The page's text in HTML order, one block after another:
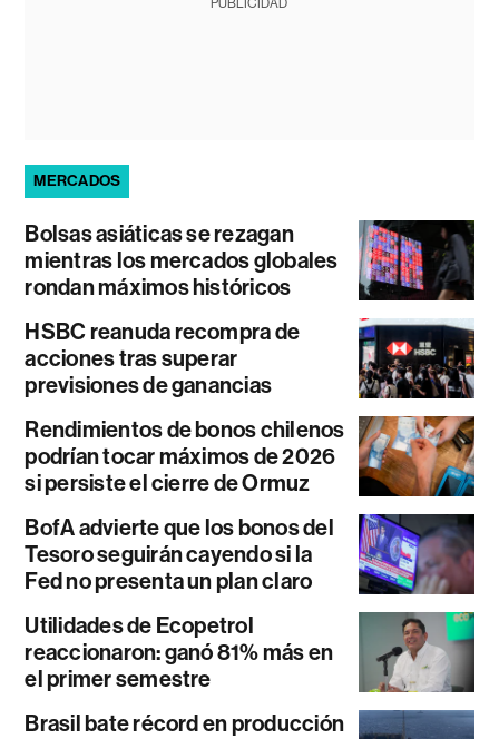
PUBLICIDAD
MERCADOS
Bolsas asiáticas se rezagan
mientras los mercados globales
rondan máximos históricos
HSBC reanuda recompra de
acciones tras superar
previsiones de ganancias
Rendimientos de bonos chilenos
podrían tocar máximos de 2026
si persiste el cierre de Ormuz
BofA advierte que los bonos del
Tesoro seguirán cayendo si la
Fed no presenta un plan claro
Utilidades de Ecopetrol
reaccionaron: ganó 81% más en
el primer semestre
Brasil bate récord en producción